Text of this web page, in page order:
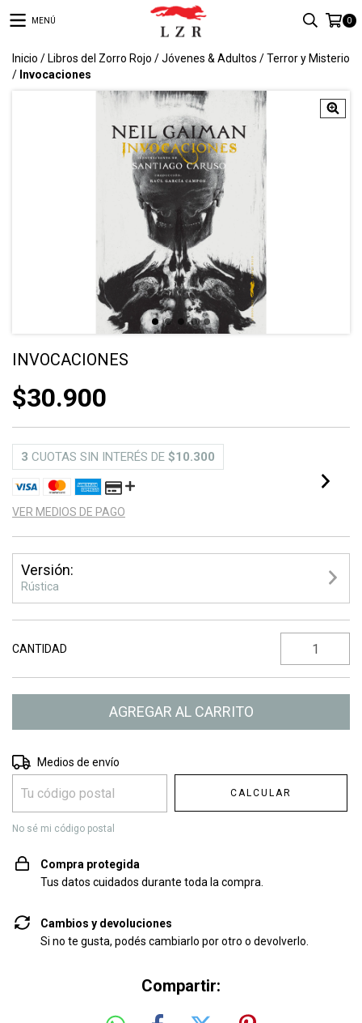
MENÚ 0
Inicio / Libros del Zorro Rojo /Jóvenes & Adultos /Terror y Misterio
/ Invocaciones
INVOCACIONES
$30.900
3 CUOTAS SIN INTERÉS DE $10.300
VER MEDIOS DE PAGO
Versión:
Rústica
CANTIDAD
Entregas para el CP:
Medios de envío
CALCULAR
No sé mi código postal
Compra protegida
Tus datos cuidados durante toda la compra.
Cambios y devoluciones
Si no te gusta, podés cambiarlo por otro o devolverlo.
Compartir: